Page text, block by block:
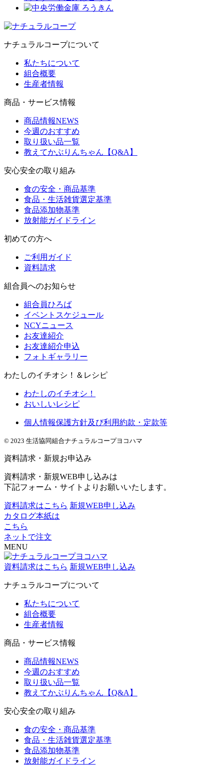
ナチュラルコープについて
私たちについて
組合概要
生産者情報
商品・サービス情報
商品情報NEWS
今週のおすすめ
取り扱い品一覧
教えてかぶりんちゃん【Q&A】
安心安全の取り組み
食の安全・商品基準
食品・生活雑貨選定基準
食品添加物基準
放射能ガイドライン
初めての方へ
ご利用ガイド
資料請求
組合員へのお知らせ
組合員ひろば
イベントスケジュール
NCYニュース
お友達紹介
お友達紹介申込
フォトギャラリー
わたしのイチオシ！＆レシピ
わたしのイチオシ！
おいしいレシピ
個人情報保護方針及び利用約款・定款等
© 2023 生活協同組合ナチュラルコープヨコハマ
資料請求・新規お申込み
資料請求・新規WEB申し込みは
下記フォーム・サイトよりお願いいたします。
資料請求はこちら 新規WEB申し込み
カタログ本紙は
こちら
ネットで注文
MENU
資料請求はこちら 新規WEB申し込み
ナチュラルコープについて
私たちについて
組合概要
生産者情報
商品・サービス情報
商品情報NEWS
今週のおすすめ
取り扱い品一覧
教えてかぶりんちゃん【Q&A】
安心安全の取り組み
食の安全・商品基準
食品・生活雑貨選定基準
食品添加物基準
放射能ガイドライン